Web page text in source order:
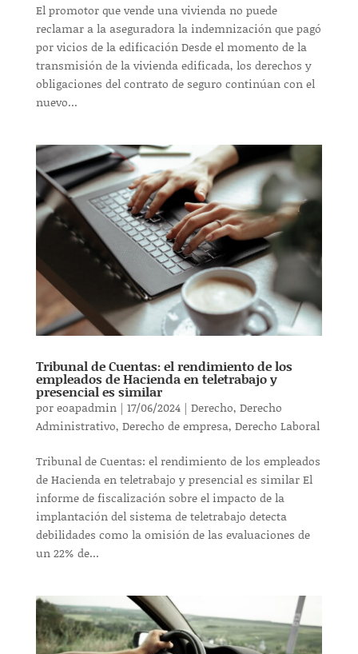
El promotor que vende una vivienda no puede
reclamar a la aseguradora la indemnización que pagó
por vicios de la edificación Desde el momento de la
transmisión de la vivienda edificada, los derechos y
obligaciones del contrato de seguro continúan con el
nuevo...
Tribunal de Cuentas: el rendimiento de los
empleados de Hacienda en teletrabajo y
presencial es similar
poreoapadmin| 17/06/2024| Derecho, Derecho
Administrativo, Derecho de empresa, Derecho Laboral
Tribunal de Cuentas: el rendimiento de los empleados
de Hacienda en teletrabajo y presencial es similar El
informe de fiscalización sobre el impacto de la
implantación del sistema de teletrabajo detecta
debilidades como la omisión de las evaluaciones de
un 22% de...